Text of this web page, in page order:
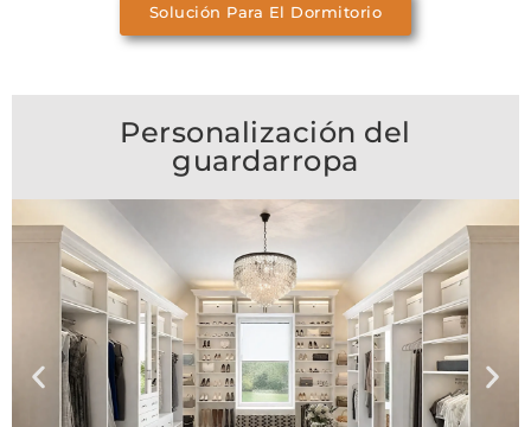
Solución Para El Dormitorio
Personalización del
guardarropa